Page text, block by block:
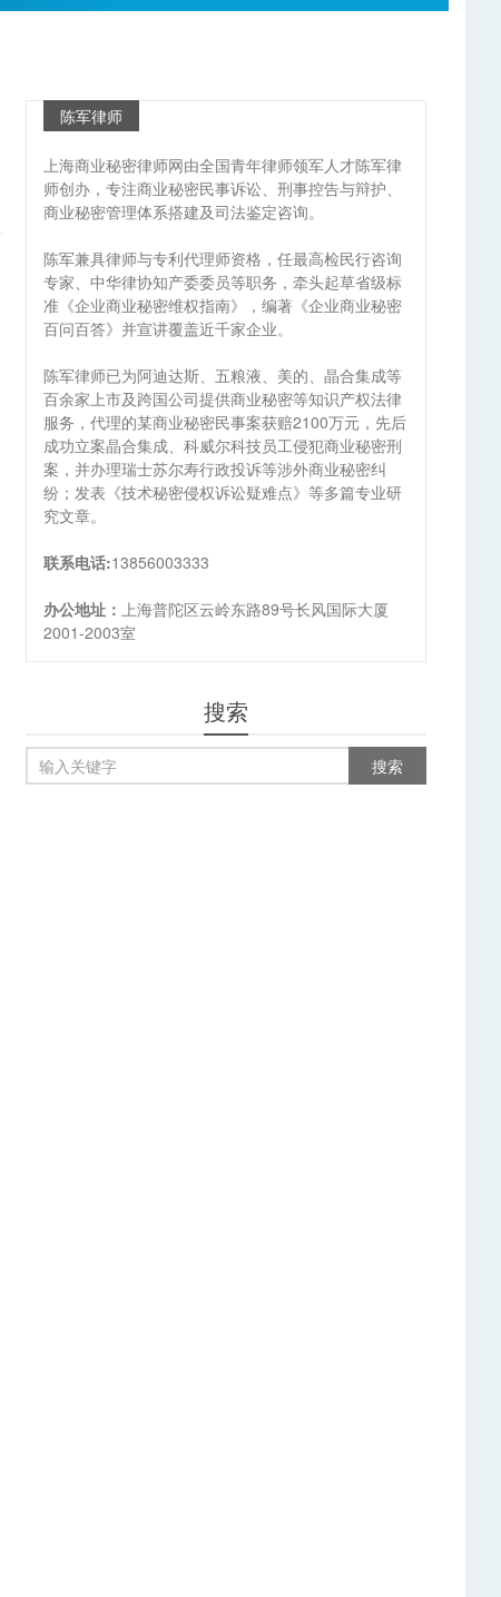
陈军律师
上海商业秘密律师网由全国青年律师领军人才陈军律
师创办，专注商业秘密民事诉讼、刑事控告与辩护、
商业秘密管理体系搭建及司法鉴定咨询。
陈军兼具律师与专利代理师资格，任最高检民行咨询
专家、中华律协知产委委员等职务，牵头起草省级标
准《企业商业秘密维权指南》，编著《企业商业秘密
百问百答》并宣讲覆盖近千家企业。
陈军律师已为阿迪达斯、五粮液、美的、晶合集成等
百余家上市及跨国公司提供商业秘密等知识产权法律
服务，代理的某商业秘密民事案获赔2100万元，先后
成功立案晶合集成、科威尔科技员工侵犯商业秘密刑
案，并办理瑞士苏尔寿行政投诉等涉外商业秘密纠
纷；发表《技术秘密侵权诉讼疑难点》等多篇专业研
究文章。
联系电话:13856003333
办公地址： 上海普陀区云岭东路89号长风国际大厦
2001-2003室
搜索